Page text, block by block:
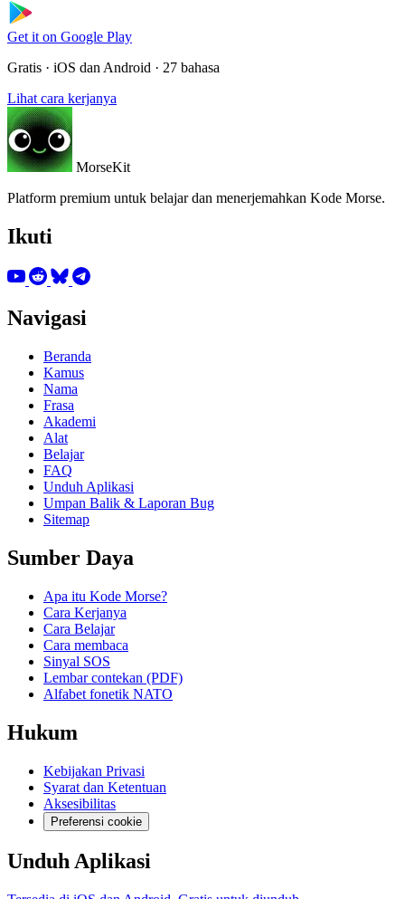
Get it on Google Play
Gratis · iOS dan Android · 27 bahasa
Lihat cara kerjanya
MorseKit
Platform premium untuk belajar dan menerjemahkan Kode Morse.
Ikuti
Navigasi
Beranda
Kamus
Nama
Frasa
Akademi
Alat
Belajar
FAQ
Unduh Aplikasi
Umpan Balik & Laporan Bug
Sitemap
Sumber Daya
Apa itu Kode Morse?
Cara Kerjanya
Cara Belajar
Cara membaca
Sinyal SOS
Lembar contekan (PDF)
Alfabet fonetik NATO
Hukum
Kebijakan Privasi
Syarat dan Ketentuan
Aksesibilitas
Preferensi cookie
Unduh Aplikasi